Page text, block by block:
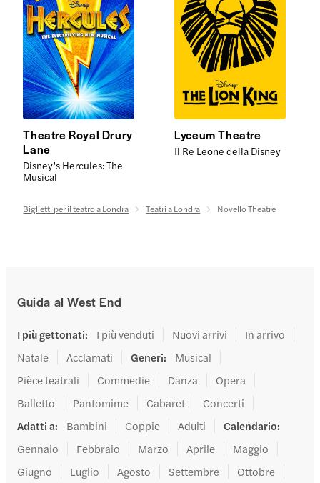
Theatre Royal Drury
Lane
Disney’s Hercules: The
Musical
Lyceum Theatre
Il Re Leone della Disney
Biglietti per il teatro a Londra Teatri a Londra Novello Theatre
Guida al West End
I più gettonati: I più venduti Nuovi arrivi
In arrivo
Natale
Acclamati Generi:
Musical
Pièce teatrali
Commedie Danza
Opera
Balletto
Pantomime Cabaret
Concerti
Adatti a: Bambini Coppie Adulti Calendario:
Gennaio
Febbraio Marzo Aprile
Maggio
Giugno
Luglio Agosto Settembre
Ottobre